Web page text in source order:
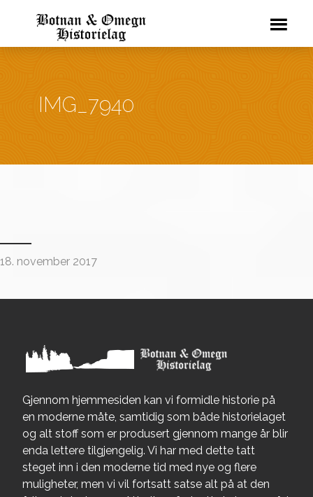
IMG_7940
18. november 2017
Gjennom hjemmesiden kan vi formidle historie på
en moderne måte, samtidig som både historielaget
og alt stoff som er produsert gjennom mange år blir
enda lettere tilgjengelig. Vi har med dette tatt
steget inn i den moderne tid med nye og flere
muligheter, men vi vil fortsatt satse alt på at den